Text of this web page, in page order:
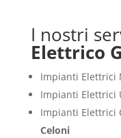
I nostri
Elettrico
Impianti Elettrici
Impianti Elettrici
Impianti Elettrici
Celoni